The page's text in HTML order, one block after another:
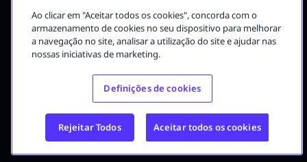
© 2026 Moloni ON
Certificado pela Autoridade Tributária N.º 3075
A Moloni faz parte dogrupo Visma
Carreira na Visma
Ao clicar em "Aceitar todos os cookies", concorda com o
armazenamento de cookies no seu dispositivo para melhorar
a navegação no site, analisar a utilização do site e ajudar nas
nossas iniciativas de marketing.
Definições de cookies
Rejeitar Todos Aceitar todos os cookies